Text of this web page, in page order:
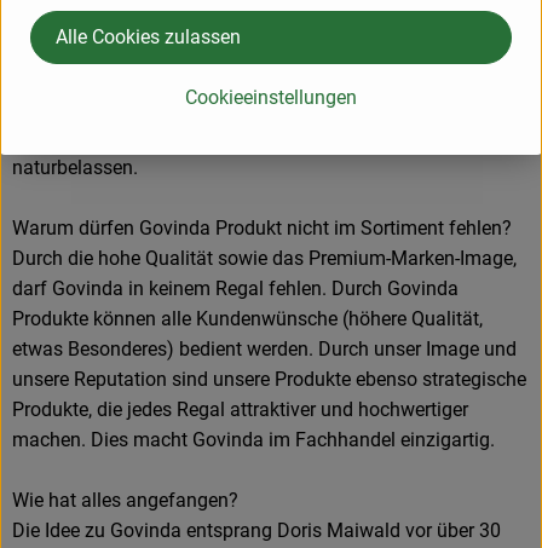
etabliert. Auch durch unsere Herstellungsverfahren, bei
denen wir auf eine minimale Verarbeitung sowie
Mitbewerbern abheben können. Unsere Produkte bleiben so
naturbelassen.
Warum dürfen Govinda Produkt nicht im Sortiment fehlen?
Durch die hohe Qualität sowie das Premium-Marken-Image,
darf Govinda in keinem Regal fehlen. Durch Govinda
Produkte können alle Kundenwünsche (höhere Qualität,
etwas Besonderes) bedient werden. Durch unser Image und
unsere Reputation sind unsere Produkte ebenso strategische
Produkte, die jedes Regal attraktiver und hochwertiger
machen. Dies macht Govinda im Fachhandel einzigartig.
Wie hat alles angefangen?
Die Idee zu Govinda entsprang Doris Maiwald vor über 30
Cookieeinstellungen
Alle Cookies zulassen